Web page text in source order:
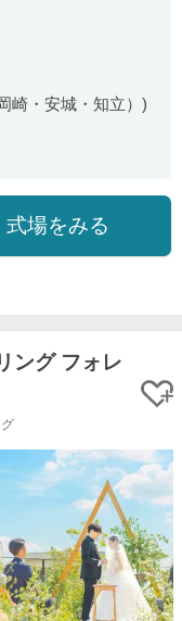
崎・安城・知立）)
式場をみる
ング フォレ